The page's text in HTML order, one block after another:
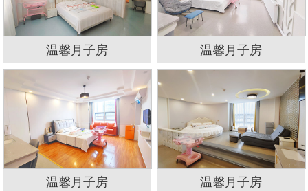
温馨月子房 温馨月子房
温馨月子房 温馨月子房